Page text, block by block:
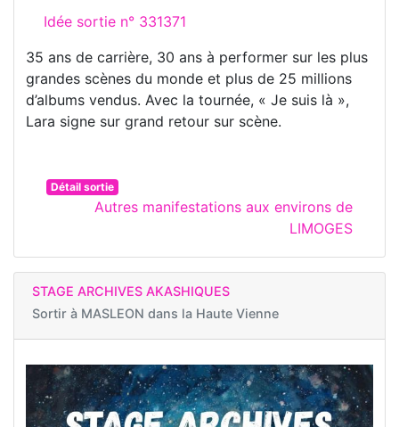
Idée sortie n° 331371
35 ans de carrière, 30 ans à performer sur les plus
grandes scènes du monde et plus de 25 millions
d’albums vendus. Avec la tournée, « Je suis là »,
Lara signe sur grand retour sur scène.
Détail sortie
Autres manifestations aux environs de
LIMOGES
STAGE ARCHIVES AKASHIQUES
Sortir à MASLEON dans la Haute Vienne